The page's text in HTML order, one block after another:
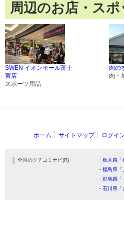
周辺のお店・スポ
SWEN イオンモール富士
宮店
スポーツ用品
肉の
肉・
ホーム サイトマップ ログイ
全国のクチコミナビ(R) ・栃木県「
・福島県「
・群馬県「
・石川県「